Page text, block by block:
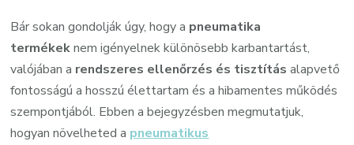
Bár sokan gondolják úgy, hogy a pneumatika
termékeknem igényelnek különösebb karbantartást,
valójában a rendszeres ellenőrzés és tisztítás alapvető
fontosságú a hosszú élettartam és a hibamentes működés
szempontjából. Ebben a bejegyzésben megmutatjuk,
hogyan növelheted a pneumatikus